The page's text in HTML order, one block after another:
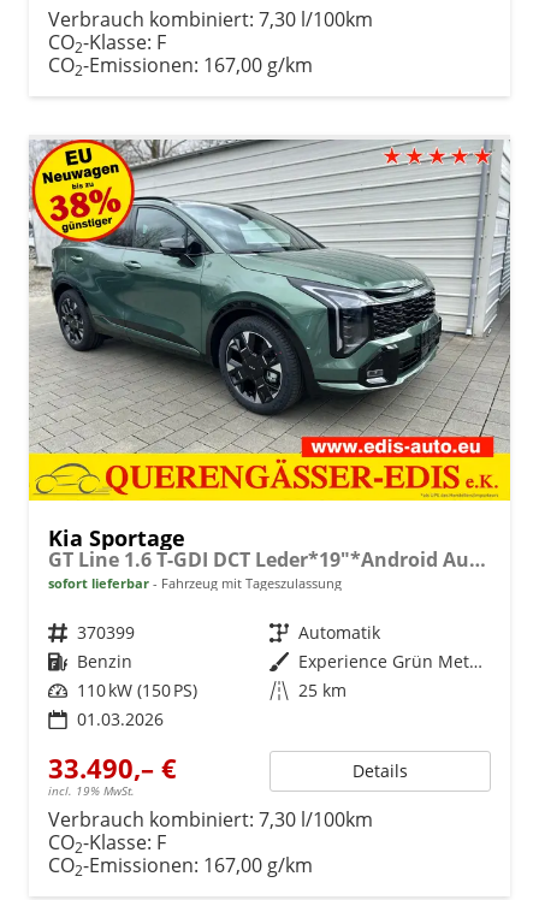
Verbrauch kombiniert: 7,30 l/100km
CO2-Klasse: F
CO2-Emissionen: 167,00 g/km
Kia Sportage
GT Line 1.6 T-GDI DCT Leder*19"*Android Auto*Navi*SHZ*E-Heck*ACC*360°Kamera
sofort lieferbar Fahrzeug mit Tageszulassung
Fahrzeugnr. 370399 Getriebe Automatik
Kraftstoff Benzin Außenfarbe
Experience Grün Metallic
Leistung 110 kW (150 PS) Kilometerstand 25 km
01.03.2026
33.490,– €
incl. 19% MwSt.
Details
Verbrauch kombiniert: 7,30 l/100km
CO2-Klasse: F
CO2-Emissionen: 167,00 g/km